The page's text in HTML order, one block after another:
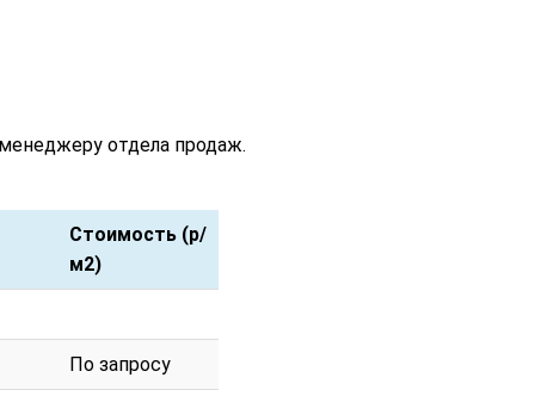
отдела продаж.
Стоимость (р/
м2)
м2)
По запросу